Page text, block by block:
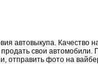
автовыкупа. Качество
свои автомобили.
отправить фото на